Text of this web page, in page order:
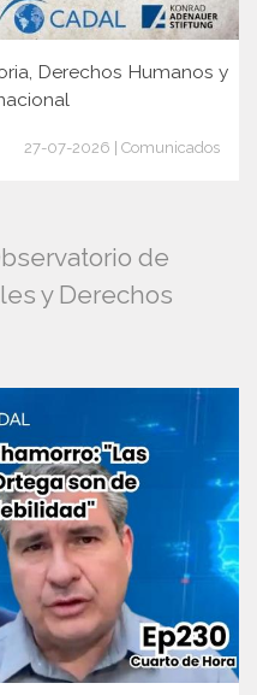
Derechos Humanos y
27-07-2026 | Comunicados
de
y Derechos